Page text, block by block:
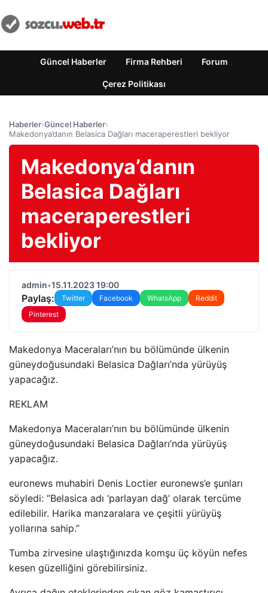
Güncel Haberler Firma Rehberi Forum
Çerez Politikası
Haberler›Güncel Haberler›
Makedonya’danın Belasica Dağları maceraperestleri bekliyor
Makedonya’danın
Belasica Dağları
maceraperestleri
bekliyor
admin•15.11.2023 19:00
Paylaş: Twitter Facebook WhatsApp
Reddit
Pinterest
Makedonya Maceraları’nın bu bölümünde ülkenin
güneydoğusundaki Belasica Dağları’nda yürüyüş
yapacağız.
REKLAM
Makedonya Maceraları’nın bu bölümünde ülkenin
güneydoğusundaki Belasica Dağları’nda yürüyüş
yapacağız.
euronews muhabiri Denis Loctier euronews’e şunları
söyledi: “Belasica adı ‘parlayan dağ’ olarak tercüme
edilebilir. Harika manzaralara ve çeşitli yürüyüş
yollarına sahip.”
Tumba zirvesine ulaştığınızda komşu üç köyün nefes
kesen güzelliğini görebilirsiniz.